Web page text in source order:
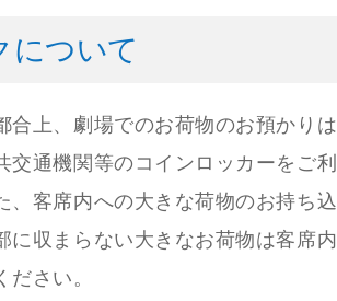
について
合上、劇場でのお荷物のお預かり
交通機関等のコインロッカーをご
、客席内への大きな荷物のお持ち
に収まらない大きなお荷物は客席
ださい。